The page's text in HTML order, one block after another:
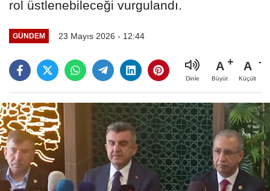
rol üstlenebileceği vurgulandı.
GÜNDEM 23 Mayıs 2026 - 12:44
Dinle
A
Büyüt
A
Küçült